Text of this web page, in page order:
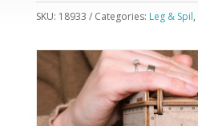
SKU: 18933 Categories: Leg & Spil,